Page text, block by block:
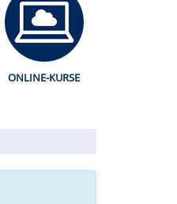
ONLINE-KURSE